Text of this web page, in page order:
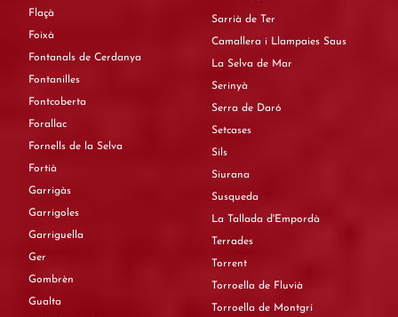
Flaçà
Foixà
Fontanals de Cerdanya
Fontanilles
Fontcoberta
Forallac
Fornells de la Selva
Fortià
Garrigàs
Garrigoles
Garriguella
Ger
Gombrèn
Gualta
Sarrià de Ter
Camallera i Llampaies Saus
La Selva de Mar
Serinyà
Serra de Daró
Setcases
Sils
Siurana
Susqueda
La Tallada d'Empordà
Terrades
Torrent
Torroella de Fluvià
Torroella de Montgrí